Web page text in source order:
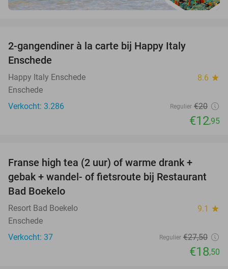
2-gangendiner à la carte bij Happy Italy
Enschede
Happy Italy Enschede 8.6 star
Enschede
Verkocht: 3.286
Regulier €20
€12,95
Franse high tea (2 uur) of warme drank +
gebak + wandel- of fietsroute bij Restaurant
Bad Boekelo
Resort Bad Boekelo 9.1 star
Enschede
Verkocht: 37
Regulier €27,50
€18,50